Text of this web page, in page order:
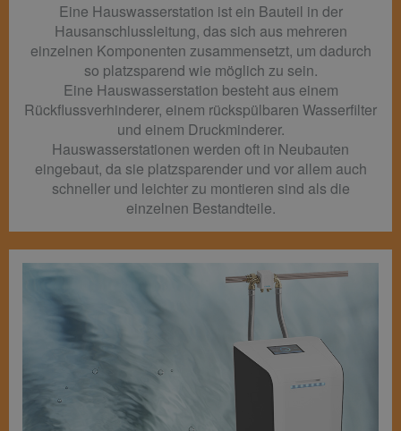
Eine Hauswasserstation ist ein Bauteil in der
Hausanschlussleitung, das sich aus mehreren
einzelnen Komponenten zusammensetzt, um dadurch
so platzsparend wie möglich zu sein.
Eine Hauswasserstation besteht aus einem
Rückflussverhinderer, einem rückspülbaren Wasserfilter
und einem Druckminderer.
Hauswasserstationen werden oft in Neubauten
eingebaut, da sie platzsparender und vor allem auch
schneller und leichter zu montieren sind als die
einzelnen Bestandteile.